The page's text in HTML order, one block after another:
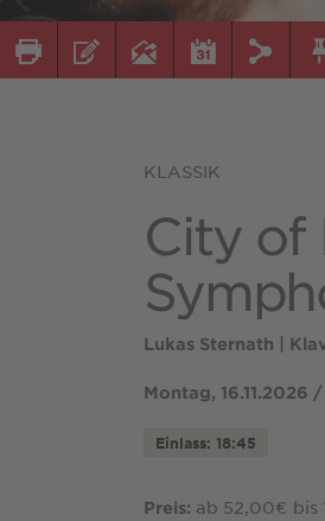
KLASSIK
City of
Lukas Sternath |
Montag, 16.11.2026
Einlass: 18:45
Preis: ab 52,00€ bis